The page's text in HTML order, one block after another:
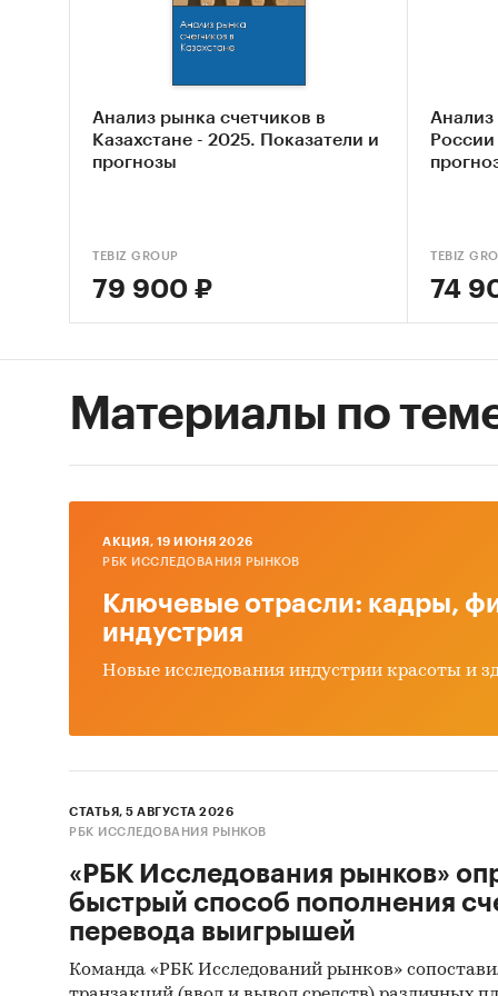
В
При
Анализ рынка счетчиков в
Казахстане - 2025. Показатели и
прогнозы
TEBIZ GROUP
79 900 ₽
Анализ
TEBIZ
74
Материалы по
AКЦИЯ, 19 ИЮНЯ 2026
РБК ИССЛЕДОВАНИЯ РЫНКОВ
Ключевые отрасли: кадры,
индустрия
Новые исследования индустрии красоты и
СТАТЬЯ, 5 АВГУСТА 2026
РБК ИССЛЕДОВАНИЯ РЫНКОВ
«РБК Исследования рынков»
быстрый способ пополнения
перевода выигрышей
Команда «РБК Исследований рынков»